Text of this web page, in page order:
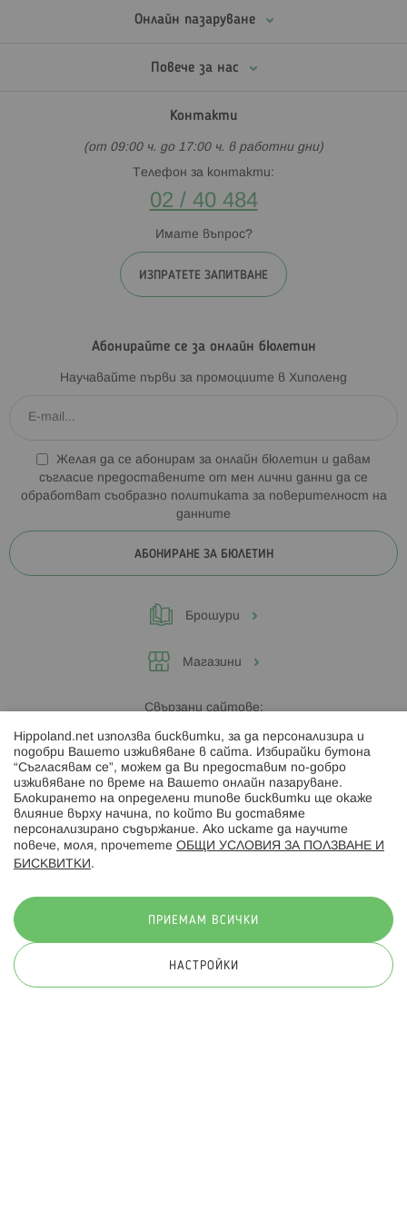
интерактивни маси, учебни кули, сметала и други);
Дрънкалки и други предложения за най-малките.
За каква възраст са подходящи?
В Хиполенд има предложения за всяка възраст. Дървените
играчки са чудесен вариант да съчетаете полезното с
приятното, защото помагат на малките да развиват
висококачествени и изцяло безопасни дървени играчки за
бебета – особено популярен избор сред родителите, които
държат на устойчивите материали и екологично
съобразното възпитание и отглеждане на децата.
Няма как да не отчетем факта, че напоследък интересът
покачи. Те са предпочитан избор пред стандартната
пластмаса, метал и дори пред задържащи вниманието
електронни предложения. Това съвсем не е случайно.
Играчките от дърво имат множество предимства, в това
Изработени са от естествен, екологично чист, безопасен
хипоалергенен материал, подходящ дори за новородените;
мъниците по-дълго време;
Семплият им дизайн позволява на детето да ги използва
Предоставят реалистичен поглед върху околния свят и
социализация.
Онлайн пазаруване
Повече за нас
Контакти
(от 09:00 ч. до 17:00 ч. в работни дни)
Телефон за контакти:
02 / 40 484
Имате въпрос?
ИЗПРАТЕТЕ ЗАПИТВАНЕ
Абонирайте се за онлайн бюлетин
Научавайте първи за промоциите в Хиполенд
Желая да се абонирам за онлайн бюлетин и давам
съгласие предоставените от мен лични данни да се
обработват съобразно политиката за поверителност на
данните
АБОНИРАНЕ ЗА БЮЛЕТИН
Брошури
Магазини
Свързани сайтове:
Hippoland.ro
Последвайте ни:
© 2026 Hippoland.net. Всички права запазени
Hippoland.net използва бисквитки, за да персонализира и
подобри Вашето изживяване в сайта. Избирайки бутона
“Съгласявам се”, можем да Ви предоставим по-добро
изживяване по време на Вашето онлайн пазаруване.
Блокирането на определени типове бисквитки ще окаже
влияние върху начина, по който Ви доставяме
персонализирано съдържание. Ако искате да научите
повече, моля, прочетете ОБЩИ УСЛОВИЯ ЗА ПОЛЗВАНЕ И
БИСКВИТКИ .
ПРИЕМАМ ВСИЧКИ
НАСТРОЙКИ